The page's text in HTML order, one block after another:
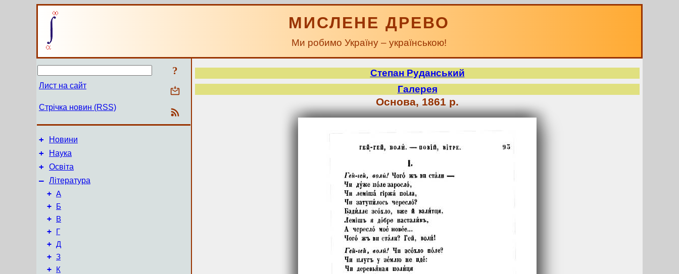
МИСЛЕНЕ ДРЕВО
Ми робимо Україну – українською!
?
Лист на сайт
Стрічка новин (RSS)
+ Новини
+ Наука
+ Освіта
– Література
+ А
+ Б
+ В
+ Г
+ Д
+ З
+ К
Степан Руданський
Галерея
Основа, 1861 р.